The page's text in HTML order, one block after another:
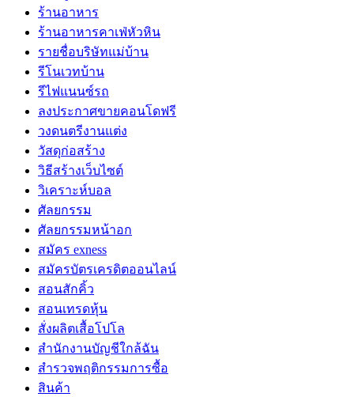
ร้านอาหาร
ร้านอาหารคาเฟ่หัวหิน
รายชื่อบริษัทแม่บ้าน
รีโนเวทบ้าน
รีไฟแนนซ์รถ
ลงประกาศขายคอนโดฟรี
วงดนตรีงานแต่ง
วัสดุก่อสร้าง
วิธีสร้างเว็บไซต์
วิเคราะห์บอล
ศัลยกรรม
ศัลยกรรมหน้าอก
สมัคร exness
สมัครบัตรเครดิตออนไลน์
สอนสักคิ้ว
สอนเทรดหุ้น
สั่งผลิตเสื้อโปโล
สำนักงานบัญชีใกล้ฉัน
สำรวจพฤติกรรมการซื้อ
สินค้า